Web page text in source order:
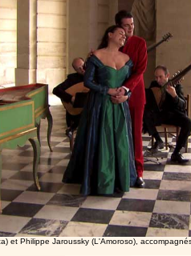
et Philippe Jaroussky (L'Amoroso),